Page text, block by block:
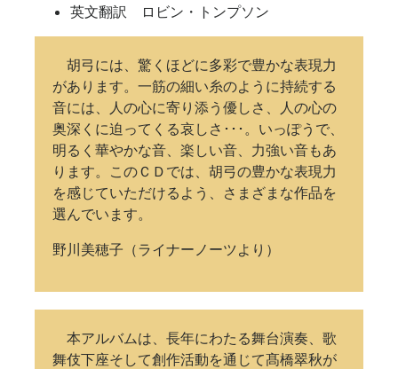
英文翻訳 ロビン・トンプソン
胡弓には、驚くほどに多彩で豊かな表現力
があります。一筋の細い糸のように持続する
音には、人の心に寄り添う優しさ、人の心の
奥深くに迫ってくる哀しさ･･･。いっぽうで、
明るく華やかな音、楽しい音、力強い音もあ
ります。このＣＤでは、胡弓の豊かな表現力
を感じていただけるよう、さまざまな作品を
選んでいます。
野川美穂子（ライナーノーツより）
本アルバムは、長年にわたる舞台演奏、歌
舞伎下座そして創作活動を通じて髙橋翠秋が